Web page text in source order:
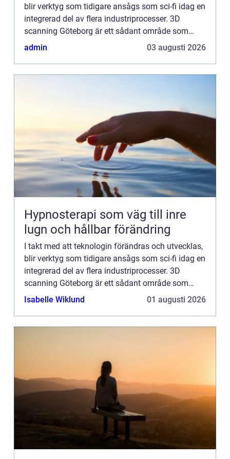
blir verktyg som tidigare ansågs som sci-fi idag en
integrerad del av flera industriprocesser. 3D
scanning Göteborg är ett sådant område som
snabbt har gåt...
admin 03 augusti 2026
Hypnosterapi som väg till inre
lugn och hållbar förändring
I takt med att teknologin förändras och utvecklas,
blir verktyg som tidigare ansågs som sci-fi idag en
integrerad del av flera industriprocesser. 3D
scanning Göteborg är ett sådant område som
snabbt har gåt...
Isabelle Wiklund 01 augusti 2026